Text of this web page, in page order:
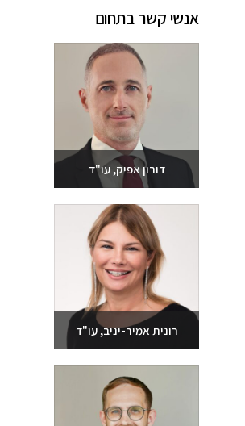
אנשי קשר בתחום
דורון אפיק, עו"ד
שלחו מייל
03-6093609
רונית אמיר-יניב, עו"ד
שלחו מייל
03-6093609